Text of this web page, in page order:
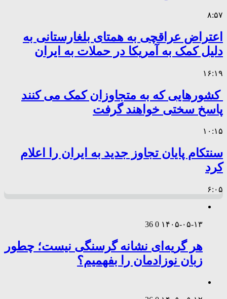
۸:۵۷
اعتراض عراقچی به همتای بلغارستانی به
دلیل کمک به آمریکا در حملات به ایران
۱۶:۱۹
کشورهایی که به متجاوزان کمک می کنند
پاسخ سختی خواهند گرفت
۱۰:۱۵
سنتکام پایان تجاوز جدید به ایران را اعلام
کرد
۶:۰۵
۱۴۰۵-۰۵-۱۳ 0
36
هر گریه‌ای نشانه گرسنگی نیست؛ چطور
زبان نوزادمان را بفهمیم؟